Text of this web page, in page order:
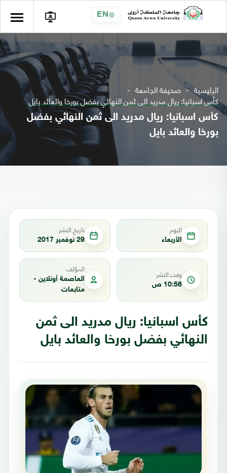
EN
الرئيسية صحيفة الجامعة
كأس اسبانيا: ريال مدريد الى ثمن النهائي بفضل بورخا والعائد بايل
كأس اسبانيا: ريال مدريد الى ثمن النهائي بفضل
بورخا والعائد بايل
اليوم
الأربعاء
تاريخ النشر
29 نوفمبر 2017
وقت النشر
10:56 ص
المؤلف
العاصمة أونلاين -
متابعات
كأس اسبانيا: ريال مدريد الى ثمن
النهائي بفضل بورخا والعائد بايل